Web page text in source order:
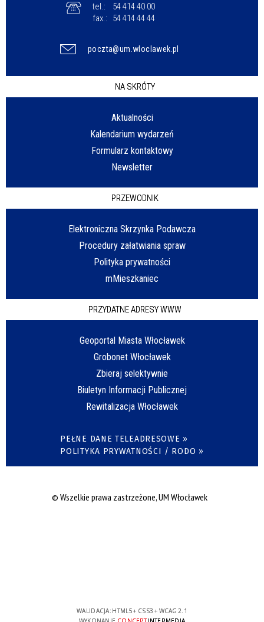
tel.:
54 414 40 00
fax.:
54 414 44 44
poczta@um.wloclawek.pl
NA SKRÓTY
Aktualności
Kalendarium wydarzeń
Formularz kontaktowy
Newsletter
PRZEWODNIK
Elektroniczna Skrzynka Podawcza
Procedury załatwiania spraw
Polityka prywatności
mMieszkaniec
PRZYDATNE ADRESY WWW
Geoportal Miasta Włocławek
Grobonet Włocławek
Zbieraj selektywnie
Biuletyn Informacji Publicznej
Rewitalizacja Włocławek
PEŁNE DANE TELEADRESOWE »
POLITYKA PRYWATNOŚCI / RODO »
© Wszelkie prawa zastrzeżone, UM Włocławek
WALIDACJA: HTML5+ CSS3 + WCAG 2.1